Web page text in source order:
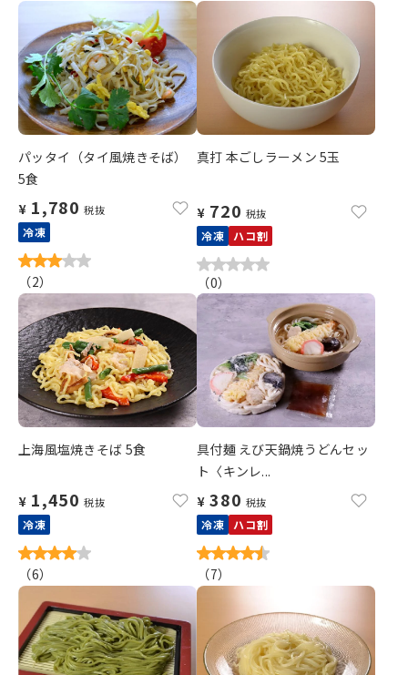
パッタイ（タイ風焼きそば）
5食
¥ 1,780 税抜
冷凍
（2）
真打 本ごしラーメン 5玉
¥ 720 税抜
冷凍 ハコ割
（0）
上海風塩焼きそば 5食
¥ 1,450 税抜
冷凍
（6）
具付麺 えび天鍋焼うどんセッ
ト〈キンレ...
¥ 380 税抜
冷凍 ハコ割
（7）